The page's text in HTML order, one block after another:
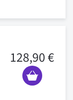
128,90 €